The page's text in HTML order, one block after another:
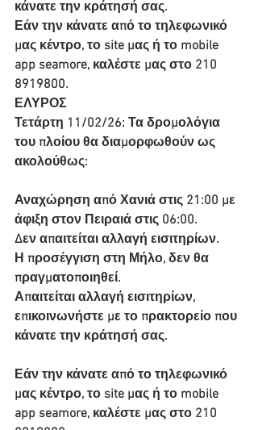
κάνατε την κράτησή σας.
Εάν την κάνατε από το τηλεφωνικό
μας κέντρο, το site μας ή το mobile
app seamore, καλέστε μας στο 210
8919800.
ΕΛΥΡΟΣ
Τετάρτη 11/02/26: Τα δρομολόγια
του πλοίου θα διαμορφωθούν ως
ακολούθως:
Αναχώρηση από Χανιά στις 21:00 με
άφιξη στον Πειραιά στις 06:00.
Δεν απαιτείται αλλαγή εισιτηρίων.
Η προσέγγιση στη Μήλο, δεν θα
πραγματοποιηθεί.
Απαιτείται αλλαγή εισιτηρίων,
επικοινωνήστε με το πρακτορείο που
κάνατε την κράτησή σας.
Εάν την κάνατε από το τηλεφωνικό
μας κέντρο, το site μας ή το mobile
app seamore, καλέστε μας στο 210